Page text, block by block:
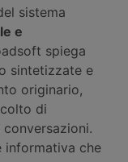
sistema
e
spiega
sintetizzate e
originario,
di
informativa che